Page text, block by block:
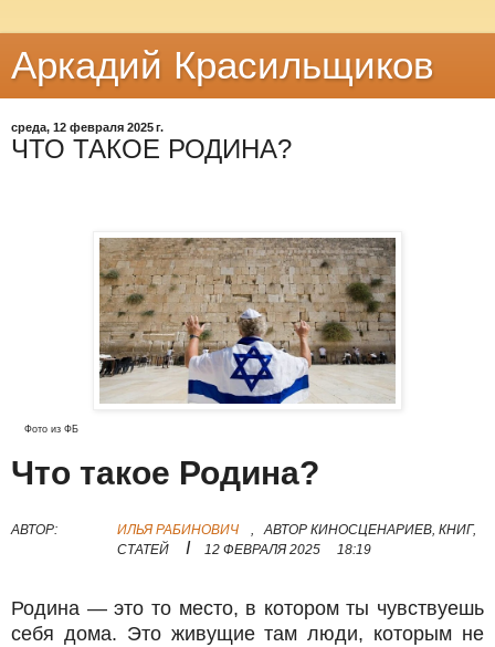
Аркадий Красильщиков
среда, 12 февраля 2025 г.
ЧТО ТАКОЕ РОДИНА?
Фото из ФБ
Что такое Родина?
АВТОР: ИЛЬЯ РАБИНОВИЧ ,
АВТОР КИНОСЦЕНАРИЕВ, КНИГ,
СТАТЕЙ
I 12 ФЕВРАЛЯ 2025 18:19
Родина — это то место, в котором ты чувствуешь
себя дома. Это живущие там люди, которым не